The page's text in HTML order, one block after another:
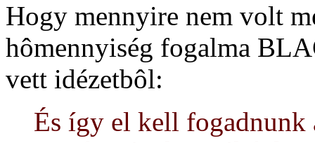
Hogy mennyire nem volt
hômennyiség fogalma
vett idézetbôl:
És így el kell fogadnunk